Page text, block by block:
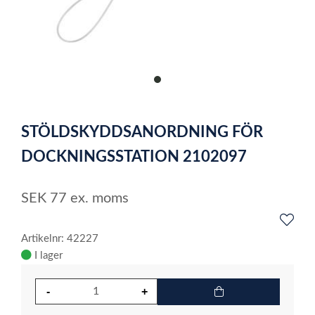
item
of
1
STÖLDSKYDDSANORDNING FÖR
DOCKNINGSSTATION 2102097
SEK 77 ex. moms
Artikelnr: 42227
I lager